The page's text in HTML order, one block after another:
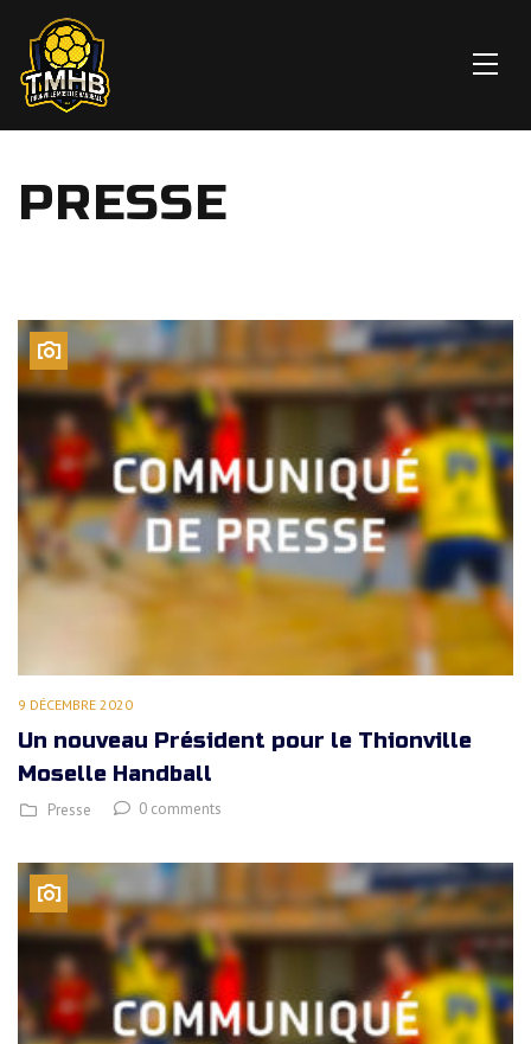
PRESSE
9 DÉCEMBRE 2020
Un nouveau Président pour le Thionville
Moselle Handball
Presse 0 comments